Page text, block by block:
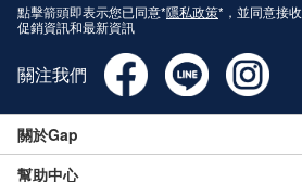
點擊箭頭即表示您已同意*隱私政策*，並同意接收
促銷資訊和最新資訊
關注我們
關於Gap
幫助中心